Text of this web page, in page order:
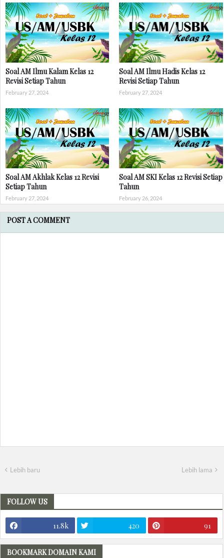
Soal AM Ilmu Kalam Kelas 12
Revisi Setiap Tahun
February 27, 2024
Soal AM Ilmu Hadis Kelas 12
Revisi Setiap Tahun
February 27, 2024
Soal AM Akhlak Kelas 12 Revisi
Setiap Tahun
February 27, 2024
Soal AM SKI Kelas 12 Revisi Setiap
Tahun
February 26, 2024
POST A COMMENT
Lebih baru Lebih lama
FOLLOW US
11.8k 420 91
BOOKMARK DOMAIN KAMI